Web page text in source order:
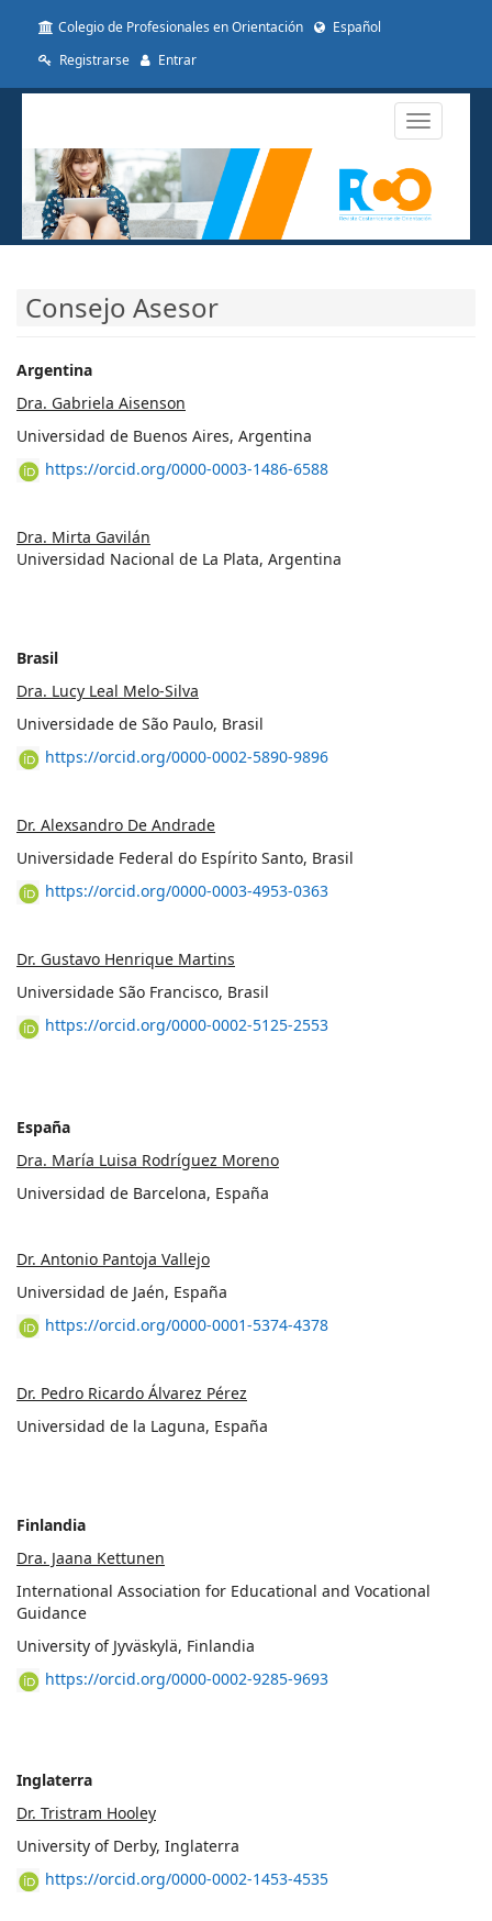
##plugins.themes.themeTen.accessible_menu.sidebar##
Colegio de Profesionales en Orientación
Español
Registrarse
Entrar
Toggle
Consejo Asesor
Argentina
Dra. Gabriela Aisenson
Universidad de Buenos Aires, Argentina
https://orcid.org/0000-0003-1486-6588
Dra. Mirta Gavilán
Universidad Nacional de La Plata, Argentina
Brasil
Dra. Lucy Leal Melo-Silva
Universidade de São Paulo, Brasil
https://orcid.org/0000-0002-5890-9896
Dr. Alexsandro De Andrade
Universidade Federal do Espírito Santo, Brasil
https://orcid.org/0000-0003-4953-0363
Dr. Gustavo Henrique Martins
Universidade São Francisco, Brasil
https://orcid.org/0000-0002-5125-2553
España
Dra. María Luisa Rodríguez Moreno
Universidad de Barcelona, España
Dr. Antonio Pantoja Vallejo
Universidad de Jaén, España
https://orcid.org/0000-0001-5374-4378
Dr. Pedro Ricardo Álvarez Pérez
Universidad de la Laguna, España
Finlandia
Dra. Jaana Kettunen
International Association for Educational and Vocational
Guidance
University of Jyväskylä, Finlandia
https://orcid.org/0000-0002-9285-9693
Inglaterra
Dr. Tristram Hooley
University of Derby, Inglaterra
https://orcid.org/0000-0002-1453-4535